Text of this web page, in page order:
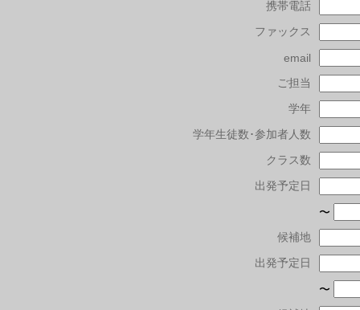
携帯電話
ファックス
email
ご担当
学年
学年生徒数･参加者人数
クラス数
出発予定日
〜
候補地
出発予定日
〜